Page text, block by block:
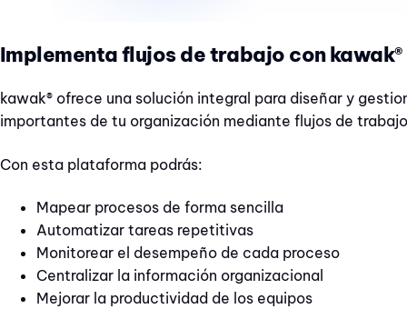
Implementa flujos de trabajo con kawak®
kawak® ofrece una solución integral para diseñar y
importantes de tu organización mediante flujos de
Con esta plataforma podrás:
Mapear procesos de forma sencilla
Automatizar tareas repetitivas
Monitorear el desempeño de cada proceso
Centralizar la información organizacional
Mejorar la productividad de los equipos